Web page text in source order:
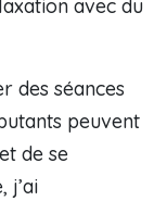
avec du
des séances
peuvent
de se
j’ai